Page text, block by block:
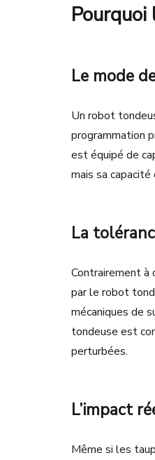
Le mode
Un robot
programmation
est équipé de
mais sa
La
Contrairement à
par le robot
mécaniques de
tondeuse est
perturbées.
L’impact
Même si les